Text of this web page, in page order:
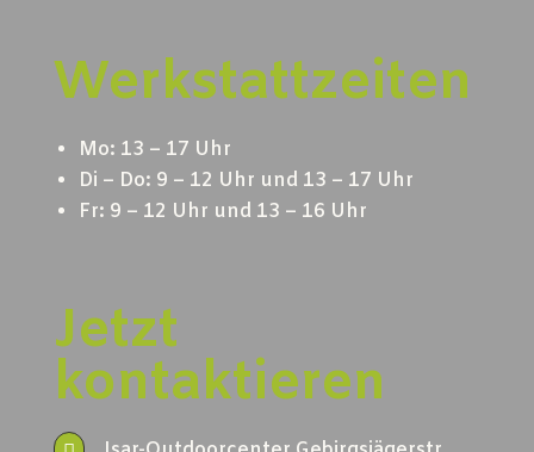
Werkstattzeiten
Mo: 13 – 17 Uhr
Di – Do: 9 – 12 Uhr und 13 – 17 Uhr
Fr: 9 – 12 Uhr und 13 – 16 Uhr
Jetzt
kontaktieren